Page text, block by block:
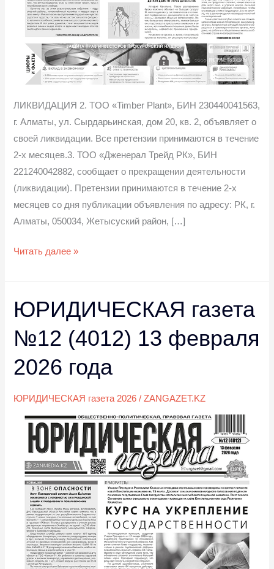
ЛИКВИДАЦИЯ 2. TOO «Timber Plant», БИН 230440041563,
г. Алматы, ул. Сырдарьинская, дом 20, кв. 2, объявляет о
своей ликвидации. Все претензии принимаются в течение
2-х месяцев.3. ТОО «Дженерал Трейд РК», БИН
221240042882, сообщает о прекращении деятельности
(ликвидации). Претензии принимаются в течение 2-х
месяцев со дня публикации объявления по адресу: РК, г.
Алматы, 050034, Жетысуский район, […]
Читать далее »
ЮРИДИЧЕСКАЯ газета
№12 (4012) 13 февраля
2026 года
ЮРИДИЧЕСКАЯ газета 2026 /ZANGAZET.KZ
ЮРИДИЧЕСКАЯ
газета
№12
13
2026
года